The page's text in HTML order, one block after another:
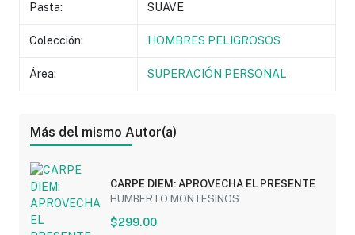
Pasta: SUAVE
Colección: HOMBRES PELIGROSOS
Área: SUPERACIÓN PERSONAL
Más del mismo Autor(a)
CARPE DIEM: APROVECHA EL PRESENTE
HUMBERTO MONTESINOS
$299.00